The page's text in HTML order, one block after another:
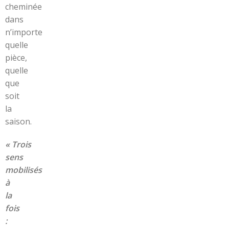
cheminée
dans
n’importe
quelle
pièce,
quelle
que
soit
la
saison.
« Trois
sens
mobilisés
à
la
fois
: